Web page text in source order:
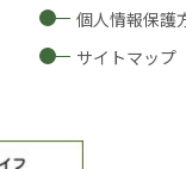
個人情報保護
サイトマップ